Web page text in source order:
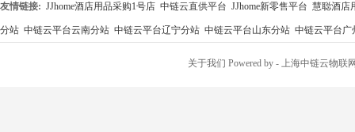
友情链接: JJhome酒店用品采购1号店 中链云直供平台 JJhome新零售平台 慧聪酒店
分站 中链云平台云南分站 中链云平台辽宁分站 中链云平台山东分站 中链云平台广
关于我们 Powered by - 上海中链云物联